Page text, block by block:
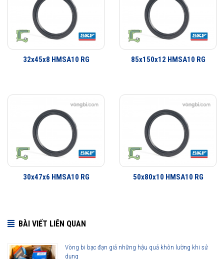
cho thiết bị ban đầu đến thị trường thay thế sau đó.
32x45x8 HMSA10 RG 85x150x12 HMSA10 RG
30x47x6 HMSA10 RG 50x80x10 HMSA10 RG
BÀI VIẾT LIÊN QUAN
Vòng bi bạc đạn giả những hậu quả khôn lường khi sử
dụng